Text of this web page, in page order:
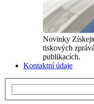
Novinky
tiskových
publikacích.
Kontaktní údaje